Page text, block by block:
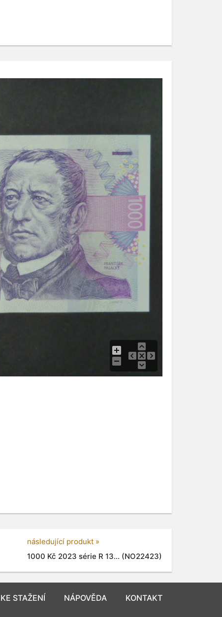
následující produkt »
1000 Kč 2023 série R 13... (NO22423)
KE STAŽENÍ NÁPOVĚDA KONTAKT